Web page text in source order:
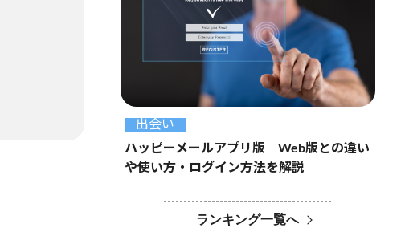
出会い
ハッピーメールアプリ版｜Web版との違い
や使い方・ログイン方法を解説
ランキング一覧へ